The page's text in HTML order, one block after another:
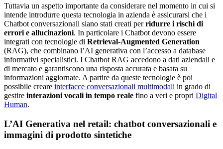
Tuttavia un aspetto importante da considerare nel momento in cui si
intende introdurre questa tecnologia in azienda è assicurarsi che i
Chatbot conversazionali siano stati creati perridurre i rischi di
errori e allucinazioni. In particolare i Chatbot devono essere
integrati con tecnologie di Retrieval-Augmented Generation
(RAG), che combinano l’AI generativa con l’accesso a database
informativi specialistici. I Chatbot RAG accedono a dati aziendali e
di mercato e garantiscono una risposta accurata e basata su
informazioni aggiornate. A partire da queste tecnologie è poi
possibile creare interfacce conversazionali multimodali in grado di
gestire interazioni vocali in tempo reale fino a veri e propri Digital
Human.
L’AI Generativa nel retail: chatbot conversazionali e
immagini di prodotto sintetiche